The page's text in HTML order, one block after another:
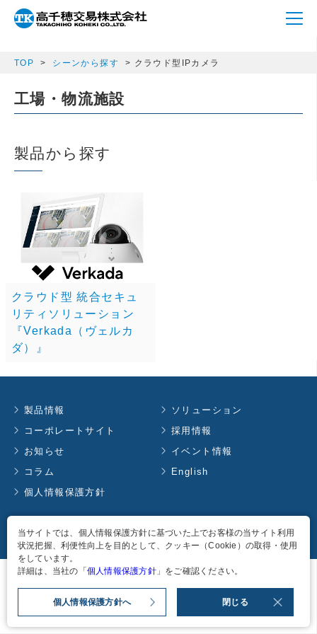
array(1) { ["s_c_category"]=> string(11) "cloudcamera" }
TOP シーンから探す クラウド型IPカメラ
工場・物流施設
製品から探す
クラウド型 統合セキュ
リティソリューション
『Verkada（ヴェルカ
ダ）』
製品情報
ソリューション
コーポレートサイト
採用情報
お知らせ
イベント情報
コラム
English
個人情報保護方針
Copyright2026TAKACHIHO KOHEKI CO., LTD. all rights reserved.
当サイトでは、個人情報保護方針に基づいた上でお客様の当サイト利用
状況把握、利便性向上を目的として、クッキー（Cookie）の取得・使用
をしています。
詳細は、当社の「 個人情報保護方針」をご確認ください。
個人情報保護方針へ 閉じる